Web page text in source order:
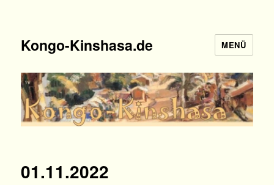
Kongo-Kinshasa.de MENÜ
01.11.2022